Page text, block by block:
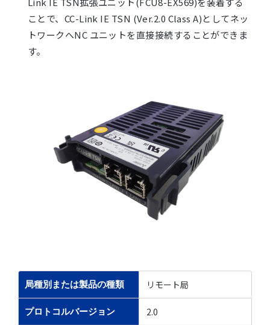
ことで、CC-Link IE TSN (Ver.2.0 Class A)としてネッ
トワークへNC ユニットを直接接続することができま
す。
局種別または製品の種類 リモート局
プロトコルバージョン 2.0